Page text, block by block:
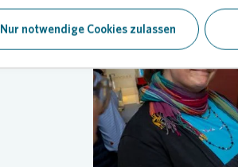
Nur notwendige Cookies zulassen